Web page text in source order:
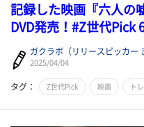
記録した映画『六人の
DVD発売！#Z世代Pick
ガクラボ（リリースピッカー
2025/04/04
タグ： Z世代Pick 映画 ト